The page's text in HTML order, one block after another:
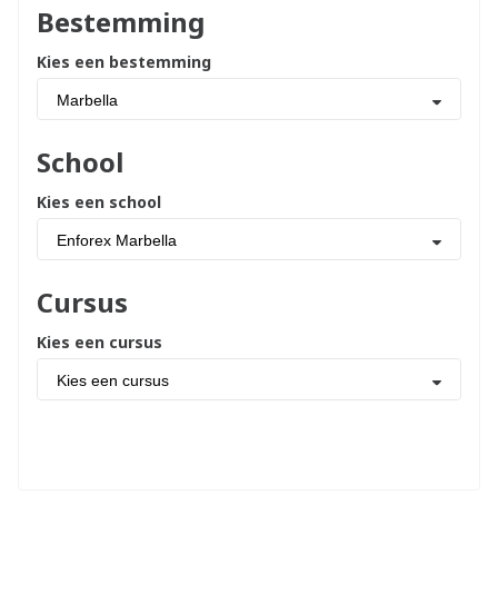
Bestemming
Kies een bestemming
Marbella
School
Kies een school
Enforex Marbella
Cursus
Kies een cursus
Kies een cursus